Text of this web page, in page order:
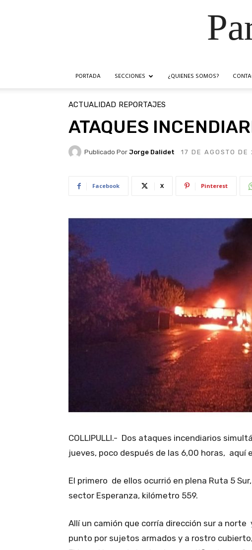
PORTADA SECCIONES ¿QUIENES SOMOS?
ACTUALIDAD REPORTAJES
ATAQUES
Publicado Por Jorge Dalidet 17 DE AGOSTO DE
Facebook X Pinterest
COLLIPULLI.- Dos ataques incendiarios
jueves, poco después de las 6,00 horas, aquí
El primero de ellos ocurrió en plena Ruta 5
sector Esperanza, kilómetro 559.
Allí un camión que corría dirección sur a
punto por sujetos armados y a rostro